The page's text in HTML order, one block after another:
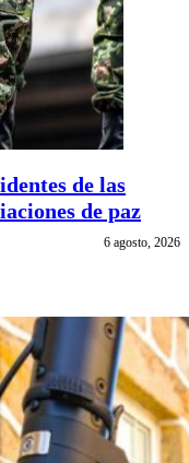
de las
de paz
6 agosto, 2026